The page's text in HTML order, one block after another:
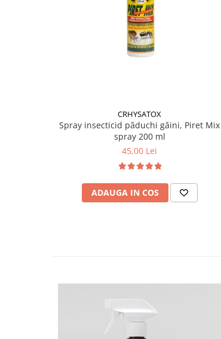
Dinotefuran – 12,5 %
Z-9 Tricosen – 0,10 %
Tetrametrin – 0,02 %
CRHYSATOX
Spray insecticid păduchi găini, Piret Mix
spray 200 ml
45,00 Lei
ADAUGA IN COS